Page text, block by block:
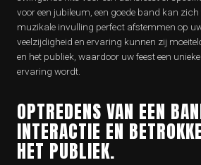
voor een jubileum, een goede band kan zich
muzikale invulling perfect afstemmen op
veelzijdigheid en ervaring kunnen zij
en het publiek, waardoor uw feest een
ervaring wordt.
OPTREDENS VAN EEN
INTERACTIE EN
HET PUBLIEK.